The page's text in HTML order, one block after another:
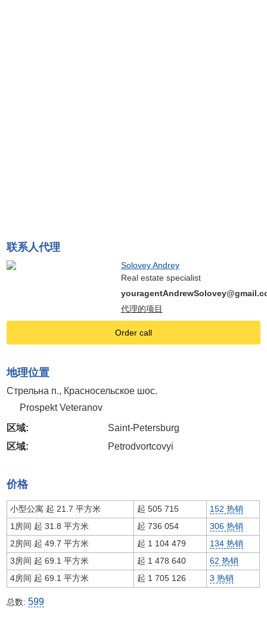
联系人代理
Solovey Andrey
Real estate specialist
代理的项目
Order call
地理位置
Стрельна п., Красносельское шос.
Prospekt Veteranov
区域:
Saint-Petersburg
区域:
Petrodvortcovyi
价格
小型公寓 起 21.7 平方米 起505 715
152 热销
1房间 起 31.8 平方米
起736 054
306 热销
2房间 起 49.7 平方米
起 1 104 479
134 热销
3房间 起 69.1 平方米
起 1 478 640
62 热销
4房间 起 69.1 平方米
起 1 705 126 3 热销
总数: 599